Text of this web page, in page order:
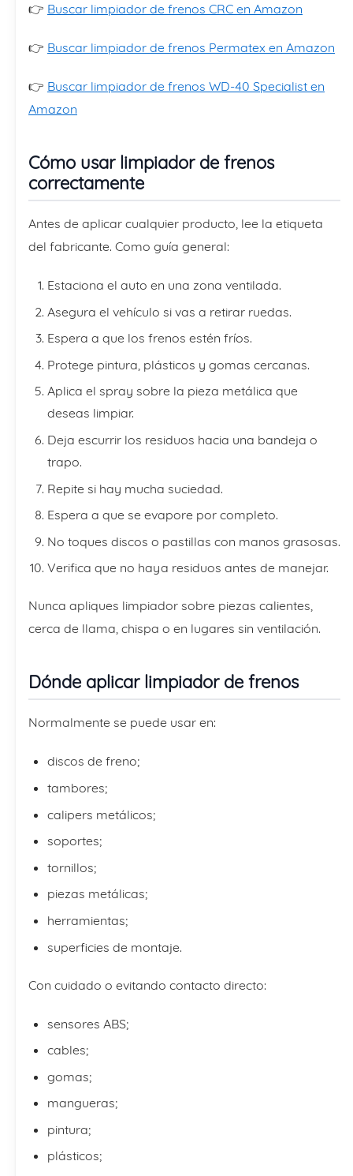
👉 Buscar limpiador de frenos CRC en Amazon
👉 Buscar limpiador de frenos Permatex en Amazon
👉 Buscar limpiador de frenos WD-40 Specialist en
Amazon
Cómo usar limpiador de frenos
correctamente
Antes de aplicar cualquier producto, lee la etiqueta
del fabricante. Como guía general:
Estaciona el auto en una zona ventilada.
Asegura el vehículo si vas a retirar ruedas.
Espera a que los frenos estén fríos.
Protege pintura, plásticos y gomas cercanas.
Aplica el spray sobre la pieza metálica que
deseas limpiar.
Deja escurrir los residuos hacia una bandeja o
trapo.
Repite si hay mucha suciedad.
Espera a que se evapore por completo.
No toques discos o pastillas con manos grasosas.
Verifica que no haya residuos antes de manejar.
Nunca apliques limpiador sobre piezas calientes,
cerca de llama, chispa o en lugares sin ventilación.
Dónde aplicar limpiador de frenos
Normalmente se puede usar en:
discos de freno;
tambores;
calipers metálicos;
soportes;
tornillos;
piezas metálicas;
herramientas;
superficies de montaje.
Con cuidado o evitando contacto directo:
sensores ABS;
cables;
gomas;
mangueras;
pintura;
plásticos;